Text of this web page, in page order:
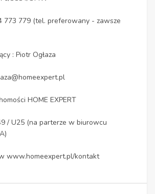
773 779 (tel. preferowany - zawsze
: Piotr Ogłaza
HOME EXPERT
/ U25 (na parterze w biurowcu
www.homeexpert.pl/kontakt